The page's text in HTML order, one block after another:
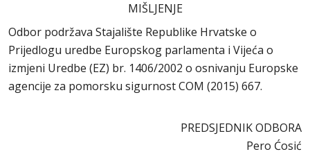
MIŠLJENJE
Odbor podržava Stajalište Republike Hrvatske o
Prijedlogu uredbe Europskog parlamenta i Vijeća o
izmjeni Uredbe (EZ) br. 1406/2002 o osnivanju Europske
agencije za pomorsku sigurnost COM (2015) 667.
PREDSJEDNIK ODBORA
Pero Ćosić